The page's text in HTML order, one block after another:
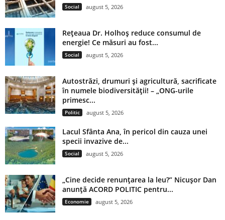
Social august 5, 2026
Rețeaua Dr. Holhoș reduce consumul de
energie! Ce măsuri au fost...
Social august 5, 2026
Autostrăzi, drumuri și agricultură, sacrificate
în numele biodiversității! – „ONG-urile
primesc...
Politic august 5, 2026
Lacul Sfânta Ana, în pericol din cauza unei
specii invazive de...
Social august 5, 2026
„Cine decide renunțarea la leu?” Nicușor Dan
anunță ACORD POLITIC pentru...
Economie august 5, 2026